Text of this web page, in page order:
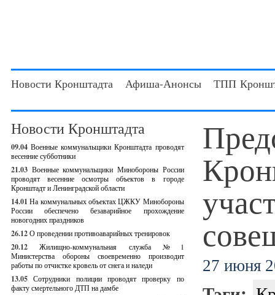
Новости Кронштадта Афиша-Анонсы ТПП
Новости Кронштадта
09.04 Военные коммунальщики Кронштадта проводят
весенние субботники
21.03 Военные коммунальщики Минобороны России
проводят весенние осмотры объектов в городе
Кронштадт и Ленинградской области
14.01 На коммунальных объектах ЦЖКУ Минобороны
России обеспечено безаварийное прохождение
новогодних праздников
26.12О проведении противоаварийных тренировок
20.12
Жилищно-коммунальная служба №1
Министерства обороны своевременно производит
работы по отчистке кровель от снега и наледи
13.05 Сотрудники полиции проводят проверку по
факту смертельного ДТП на дамбе
27 июня